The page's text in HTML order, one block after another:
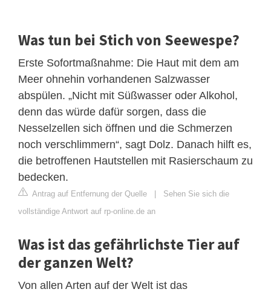
Was tun bei Stich von Seewespe?
Erste Sofortmaßnahme: Die Haut mit dem am
Meer ohnehin vorhandenen Salzwasser
abspülen. „Nicht mit Süßwasser oder Alkohol,
denn das würde dafür sorgen, dass die
Nesselzellen sich öffnen und die Schmerzen
noch verschlimmern“, sagt Dolz. Danach hilft es,
die betroffenen Hautstellen mit Rasierschaum zu
bedecken.
Antrag auf Entfernung der Quelle | Sehen Sie sich die
vollständige Antwort auf rp-online.de an
Was ist das gefährlichste Tier auf
der ganzen Welt?
Von allen Arten auf der Welt ist das